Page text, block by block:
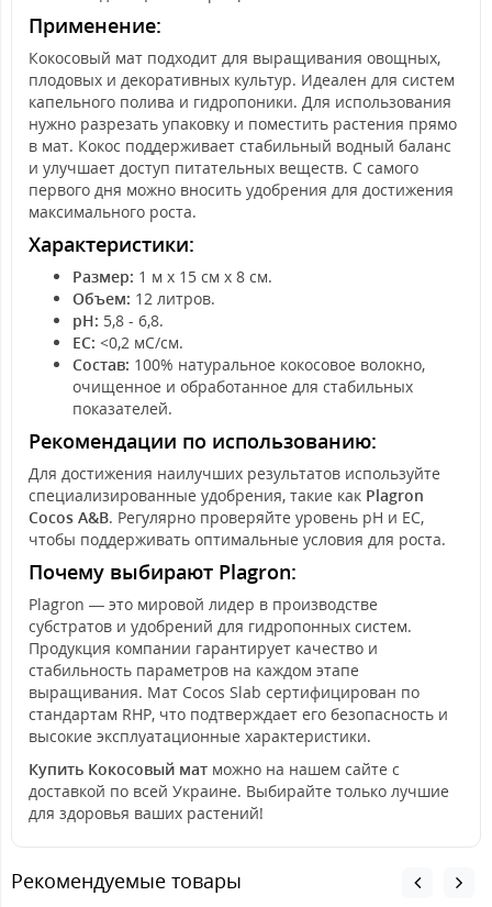
Применение:
Кокосовый мат подходит для выращивания овощных,
плодовых и декоративных культур. Идеален для систем
капельного полива и гидропоники. Для использования
нужно разрезать упаковку и поместить растения прямо
в мат. Кокос поддерживает стабильный водный баланс
и улучшает доступ питательных веществ. С самого
первого дня можно вносить удобрения для достижения
максимального роста.
Характеристики:
Размер: 1 м x 15 см x 8 см.
Объем: 12 литров.
pH: 5,8 - 6,8.
EC: <0,2 мС/см.
Состав: 100% натуральное кокосовое волокно,
очищенное и обработанное для стабильных
показателей.
Рекомендации по использованию:
Для достижения наилучших результатов используйте
специализированные удобрения, такие как Plagron
Cocos A&B. Регулярно проверяйте уровень pH и EC,
чтобы поддерживать оптимальные условия для роста.
Почему выбирают Plagron:
Plagron — это мировой лидер в производстве
субстратов и удобрений для гидропонных систем.
Продукция компании гарантирует качество и
стабильность параметров на каждом этапе
выращивания. Мат Cocos Slab сертифицирован по
стандартам RHP, что подтверждает его безопасность и
высокие эксплуатационные характеристики.
Купить Кокосовый мат можно на нашем сайте с
доставкой по всей Украине. Выбирайте только лучшие
для здоровья ваших растений!
Рекомендуемые товары